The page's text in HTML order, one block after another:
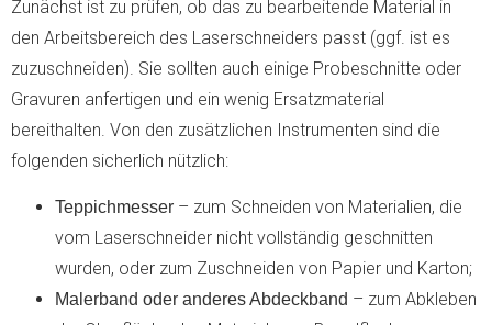
Zunächst ist zu prüfen, ob das zu bearbeitende Material in
den Arbeitsbereich des Laserschneiders passt (ggf. ist es
zuzuschneiden). Sie sollten auch einige Probeschnitte oder
Gravuren anfertigen und ein wenig Ersatzmaterial
bereithalten. Von den zusätzlichen Instrumenten sind die
folgenden sicherlich nützlich:
Teppichmesser – zum Schneiden von Materialien, die
vom Laserschneider nicht vollständig geschnitten
wurden, oder zum Zuschneiden von Papier und Karton;
Malerband oder anderes Abdeckband – zum Abkleben